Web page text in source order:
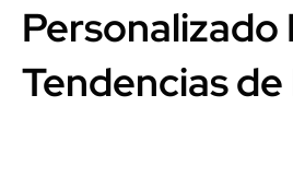
Personalizado
Tendencias